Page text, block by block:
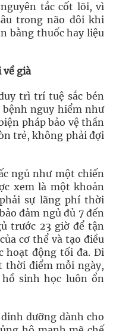
tắc cốt lõi, vì
trong não đôi khi
bằng thuốc hay liệu
già
trì trí tuệ sắc bén
bệnh nguy hiểm như
pháp bảo vệ thần
trẻ, không phải đợi
ngủ như một chiến
xem là một khoản
sự lãng phí thời
đảm ngủ đủ 7 đến
trước 23 giờ để tận
cơ thể và tạo điều
hoạt động tối đa. Đi
thời điểm mỗi ngày,
sinh học luôn ổn
dưỡng dành cho